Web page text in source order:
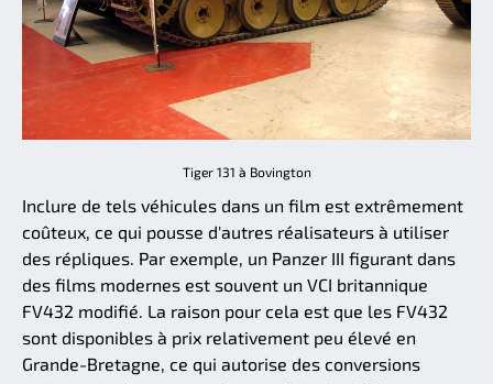
Tiger 131 à Bovington
Inclure de tels véhicules dans un film est extrêmement
coûteux, ce qui pousse d'autres réalisateurs à utiliser
des répliques. Par exemple, un Panzer III figurant dans
des films modernes est souvent un VCI britannique
FV432 modifié. La raison pour cela est que les FV432
sont disponibles à prix relativement peu élevé en
Grande-Bretagne, ce qui autorise des conversions